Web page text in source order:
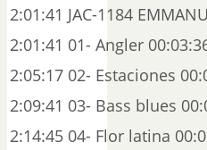
2:01:41 JAC-1184
2:01:41 01- Angler
2:05:17 02- Estaciones
2:09:41 03- Bass blues
2:14:45 04- Flor latina